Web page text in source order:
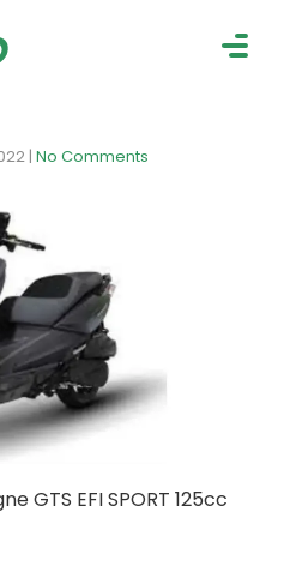
| No Comments
GTS EFI SPORT 125cc